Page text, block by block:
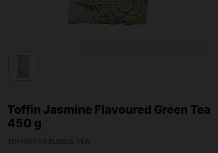
Toffin Jasmine Flavoured Green Tea
450 g